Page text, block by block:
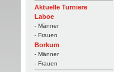
Aktuelle Turniere
Laboe
- Männer
- Frauen
Borkum
- Männer
- Frauen